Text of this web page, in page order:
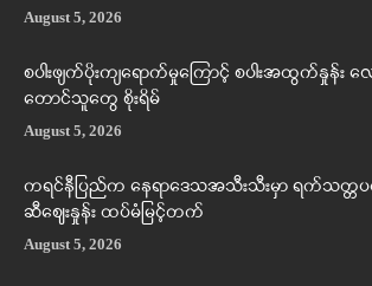
August 5, 2026
စပါးဖျက်ပိုးကျရောက်မှုကြောင့် စပါးအထွက်နှုန်း လ
တောင်သူတွေ စိုးရိမ်
August 5, 2026
ကရင်နီပြည်က နေရာဒေသအသီးသီးမှာ ရက်သတ္
ဆီဈေးနှုန်း ထပ်မံမြင့်တက်
August 5, 2026